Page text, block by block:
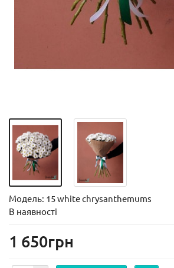
Модель: 15 white chrysanthemums
В наявності
1 650грн